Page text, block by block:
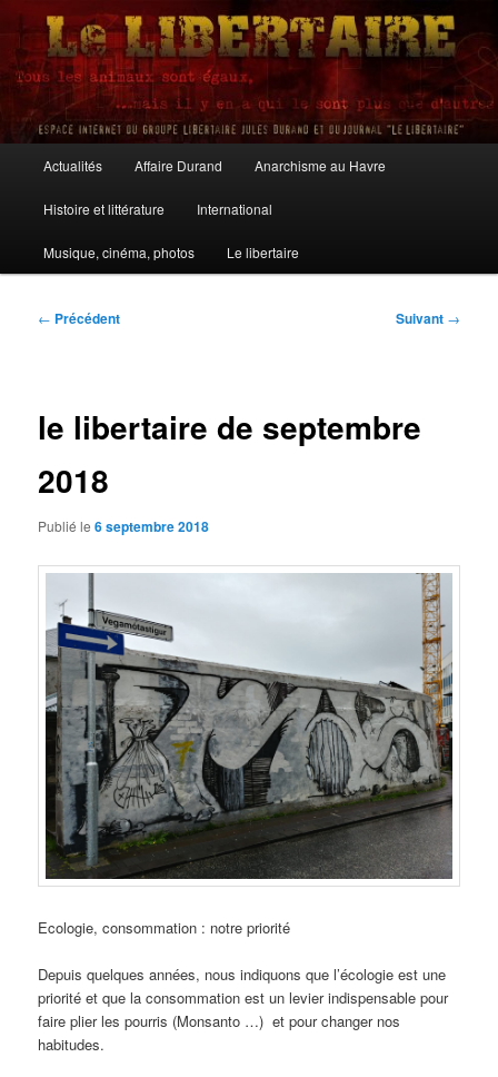
Aller
contenu
principalLe Libertaire
principal
Actualités Affaire Durand Anarchisme au Havre
Histoire et littérature International
Musique, cinéma, photos Le libertaire
Navigation
← Précédent Suivant →
le libertaire de septembre
2018
Publié le6 septembre 2018
Ecologie, consommation : notre priorité
Depuis quelques années, nous indiquons que l’écologie est une
priorité et que la consommation est un levier indispensable pour
faire plier les pourris (Monsanto …) et pour changer nos
habitudes.